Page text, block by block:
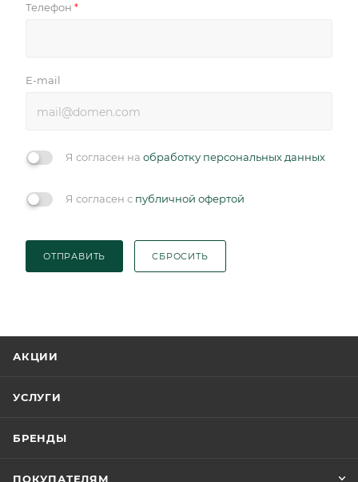
Телефон *
E-mail
Я согласен на обработку персональных данных
Я согласен с публичной офертой
ОТПРАВИТЬ СБРОСИТЬ
АКЦИИ
УСЛУГИ
БРЕНДЫ
ПОКУПАТЕЛЯМ